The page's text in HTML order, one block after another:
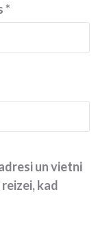
*
un vietni
kad